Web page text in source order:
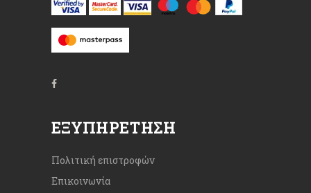
ΕΞΥΠΗΡΈΤΗΣΗ
Πολιτική επιστροφών
Επικοινωνία